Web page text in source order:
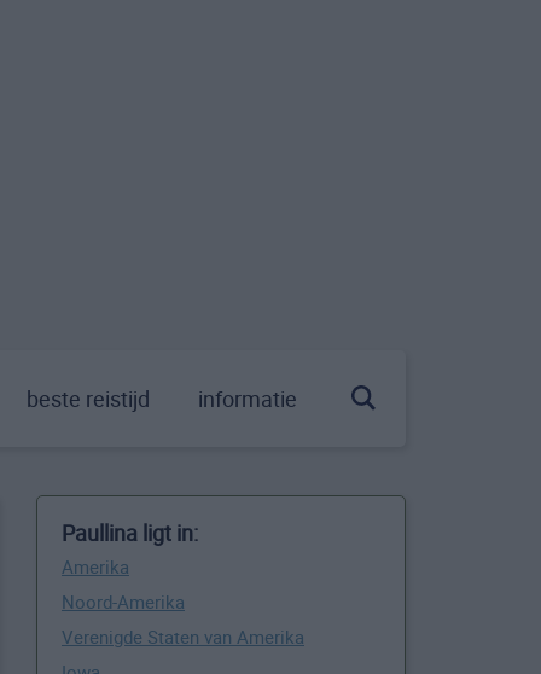
beste reistijd informatie
Paullina ligt in:
Amerika
Noord-Amerika
Verenigde Staten van Amerika